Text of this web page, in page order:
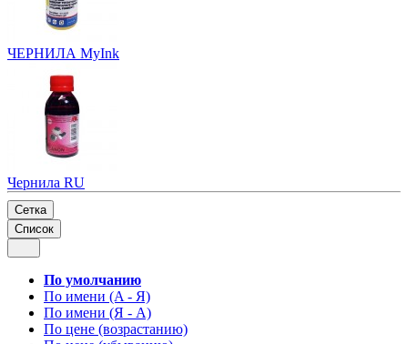
ЧЕРНИЛА MyInk
Чернила RU
Сетка
Список
По умолчанию
По имени (A - Я)
По имени (Я - A)
По цене (возрастанию)